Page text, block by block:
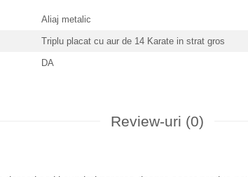
Aliaj metalic
Triplu placat cu aur de 14 Karate in strat gros
DA
Review-uri (0)